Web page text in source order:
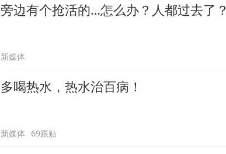
旁边有个抢活的…怎么办？人都过去了？
新媒体
多喝热水，热水治百病！
新媒体 69跟贴